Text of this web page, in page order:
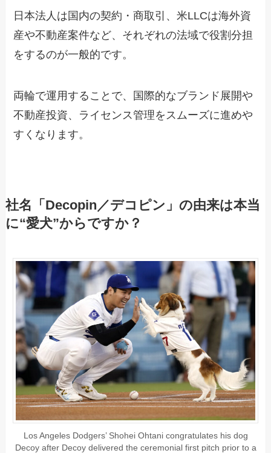
日本法人は国内の契約・商取引、米LLCは海外資
産や不動産案件など、それぞれの法域で役割分担
をするのが一般的です。
両輪で運用することで、国際的なブランド展開や
不動産投資、ライセンス管理をスムーズに進めや
すくなります。
社名「Decopin／デコピン」の由来は本当
に“愛犬”からですか？
Los Angeles Dodgers’ Shohei Ohtani congratulates his dog
Decoy after Decoy delivered the ceremonial first pitch prior to a